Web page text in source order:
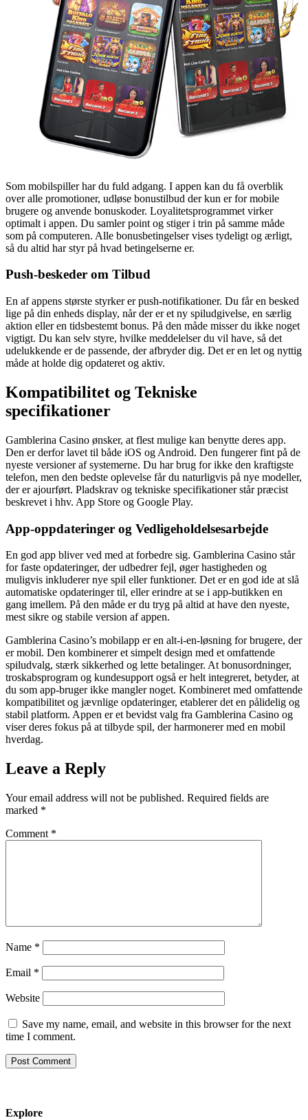
Som mobilspiller har du fuld adgang. I appen kan du få overblik
over alle promotioner, udløse bonustilbud der kun er for mobile
brugere og anvende bonuskoder. Loyalitetsprogrammet virker
optimalt i appen. Du samler point og stiger i trin på samme måde
som på computeren. Alle bonusbetingelser vises tydeligt og ærligt,
så du altid har styr på hvad betingelserne er.
Push-beskeder om Tilbud
En af appens største styrker er push-notifikationer. Du får en besked
lige på din enheds display, når der er et ny spiludgivelse, en særlig
aktion eller en tidsbestemt bonus. På den måde misser du ikke noget
vigtigt. Du kan selv styre, hvilke meddelelser du vil have, så det
udelukkende er de passende, der afbryder dig. Det er en let og nyttig
måde at holde dig opdateret og aktiv.
Kompatibilitet og Tekniske
specifikationer
Gamblerina Casino ønsker, at flest mulige kan benytte deres app.
Den er derfor lavet til både iOS og Android. Den fungerer fint på de
nyeste versioner af systemerne. Du har brug for ikke den kraftigste
telefon, men den bedste oplevelse får du naturligvis på nye modeller,
der er ajourført. Pladskrav og tekniske specifikationer står præcist
beskrevet i hhv. App Store og Google Play.
App-oppdateringer og Vedligeholdelsesarbejde
En god app bliver ved med at forbedre sig. Gamblerina Casino står
for faste opdateringer, der udbedrer fejl, øger hastigheden og
muligvis inkluderer nye spil eller funktioner. Det er en god ide at slå
automatiske opdateringer til, eller erindre at se i app-butikken en
gang imellem. På den måde er du tryg på altid at have den nyeste,
mest sikre og stabile version af appen.
Gamblerina Casino’s mobilapp er en alt-i-en-løsning for brugere, der
er mobil. Den kombinerer et simpelt design med et omfattende
spiludvalg, stærk sikkerhed og lette betalinger. At bonusordninger,
troskabsprogram og kundesupport også er helt integreret, betyder, at
du som app-bruger ikke mangler noget. Kombineret med omfattende
kompatibilitet og jævnlige opdateringer, etablerer det en pålidelig og
stabil platform. Appen er et bevidst valg fra Gamblerina Casino og
viser deres fokus på at tilbyde spil, der harmonerer med en mobil
hverdag.
Leave a Reply
Your email address will not be published. Required fields are
marked *
Comment *
Name *
Email *
Website
Save my name, email, and website in this browser for the next
time I comment.
Explore